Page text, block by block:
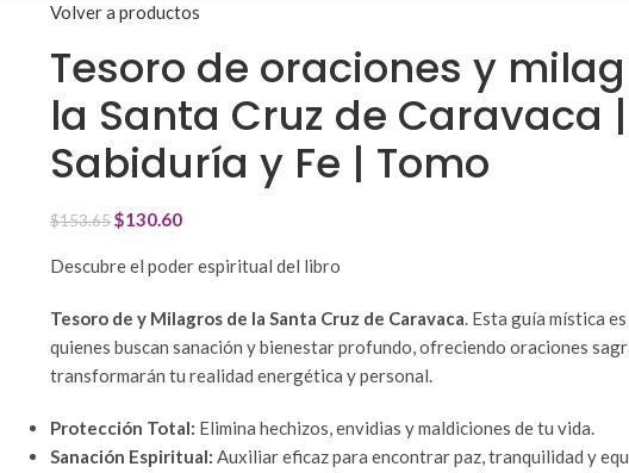
Volver a productos
Tesoro de oraciones y
la Santa Cruz de Caravaca |
Sabiduría y Fe | Tomo
$153.65$130.60
Descubre el poder espiritual del libro
Tesoro de y Milagros de la Santa Cruz de Caravaca. Esta guía mística
quienes buscan sanación y bienestar profundo, ofreciendo oraciones
transformarán tu realidad energética y personal.
Protección Total: Elimina hechizos, envidias y maldiciones de tu vida.
Sanación Espiritual: Auxiliar eficaz para encontrar paz, tranquilidad y